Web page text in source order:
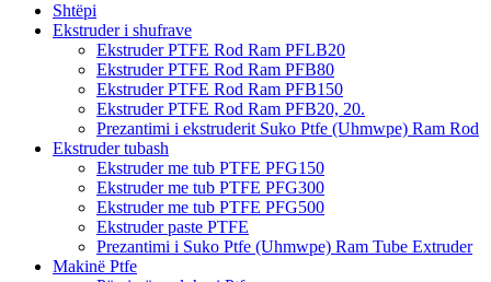
Shtëpi
Ekstruder i shufrave
Ekstruder PTFE Rod Ram PFLB20
Ekstruder PTFE Rod Ram PFB80
Ekstruder PTFE Rod Ram PFB150
Ekstruder PTFE Rod Ram PFB20, 20.
Prezantimi i ekstruderit Suko Ptfe (Uhmwpe) Ram Rod
Ekstruder tubash
Ekstruder me tub PTFE PFG150
Ekstruder me tub PTFE PFG300
Ekstruder me tub PTFE PFG500
Ekstruder paste PTFE
Prezantimi i Suko Ptfe (Uhmwpe) Ram Tube Extruder
Makinë Ptfe